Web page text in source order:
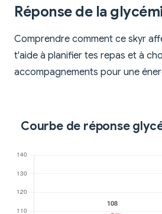
Réponse de la
Comprendre comment ce skyr
t'aide à planifier tes repas et à
accompagnements pour une
Courbe de réponse